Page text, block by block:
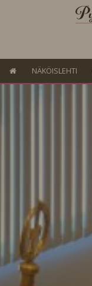
NÄKÖISLEHTI